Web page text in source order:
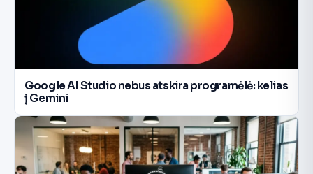
Google AI Studio nebus atskira programėlė: kelias
į Gemini